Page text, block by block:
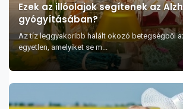
Ezek az illóolajok segítenek az
gyógyításában?
Az tíz leggyakoribb halált okozó betegségből
egyetlen, amelyiket se m...